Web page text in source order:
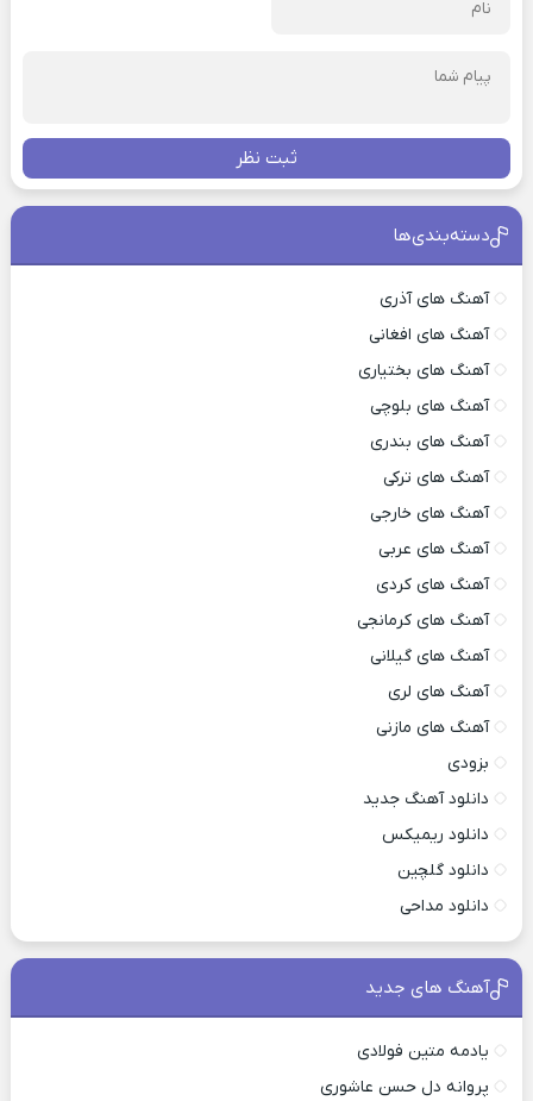
ثبت نظر
دسته‌بندی‌ها
آهنگ های آذری
آهنگ های افغانی
آهنگ های بختیاری
آهنگ های بلوچی
آهنگ های بندری
آهنگ های ترکی
آهنگ های خارجی
آهنگ های عربی
آهنگ های کردی
آهنگ های کرمانجی
آهنگ های گیلانی
آهنگ های لری
آهنگ های مازنی
بزودی
دانلود آهنگ جدید
دانلود ریمیکس
دانلود گلچین
دانلود مداحی
آهنگ های جدید
یادمه متین فولادی
پروانه دل حسن عاشوری